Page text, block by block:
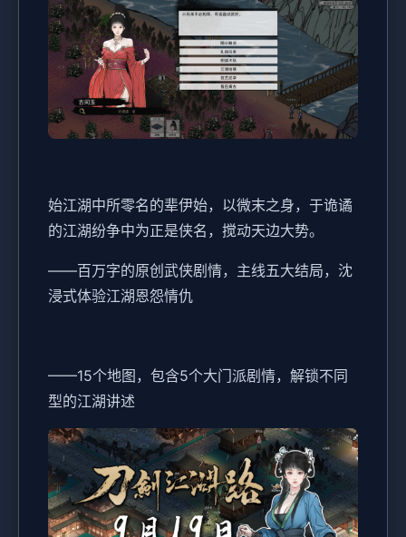
始江湖中所零名的辈伊始，以微末之身，于诡谲
的江湖纷争中为正是侠名，搅动天边大势。
——百万字的原创武侠剧情，主线五大结局，沈
浸式体验江湖恩怨情仇
——15个地图，包含5个大门派剧情，解锁不同
型的江湖讲述